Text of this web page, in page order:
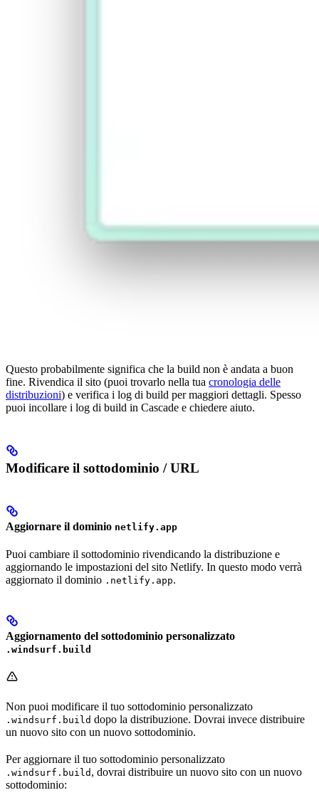
Questo probabilmente significa che la build non è andata a buon
fine. Rivendica il sito (puoi trovarlo nella tua cronologia delle
distribuzioni) e verifica i log di build per maggiori dettagli. Spesso
puoi incollare i log di build in Cascade e chiedere aiuto.
Modificare il sottodominio / URL
Aggiornare il dominio netlify.app
Puoi cambiare il sottodominio rivendicando la distribuzione e
aggiornando le impostazioni del sito Netlify. In questo modo verrà
aggiornato il dominio .netlify.app.
Aggiornamento del sottodominio personalizzato
.windsurf.build
Non puoi modificare il tuo sottodominio personalizzato
.windsurf.build dopo la distribuzione. Dovrai invece distribuire
un nuovo sito con un nuovo sottodominio.
Per aggiornare il tuo sottodominio personalizzato
.windsurf.build , dovrai distribuire un nuovo sito con un nuovo
sottodominio: